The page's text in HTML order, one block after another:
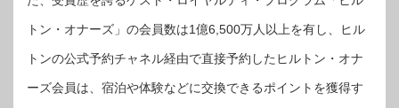
トン・オナーズ」の会員数は1億6,500万人以上を有し、ヒル
トンの公式予約チャネル経由で直接予約したヒルトン・オナ
ーズ会員は、宿泊や体験などに交換できるポイントを獲得す